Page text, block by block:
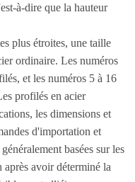
à-dire que la hauteur
plus étroites, une taille
ordinaire. Les numéros
et les numéros 5 à 16
profilés en acier
les dimensions et
d'importation et
basées sur les
avoir déterminé la